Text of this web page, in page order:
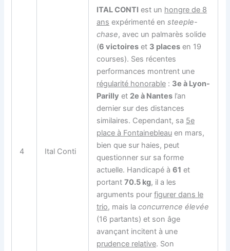
4 Ital Conti
ITAL CONTI est un hongre de 8
ans expérimenté ensteeple-
chase, avec un palmarès solide
(6 victoires et 3 places en 19
courses). Ses récentes
performances montrent une
régularité honorable : 3e à Lyon-
Parilly et 2e à Nantes l’an
dernier sur des distances
similaires. Cependant, sa 5e
place à Fontainebleau en mars,
bien que sur haies, peut
questionner sur sa forme
actuelle. Handicapé à61 et
portant70.5 kg, il a les
arguments pourfigurer dans le
trio, mais laconcurrence élevée
(16 partants) et son âge
avançant incitent à une
prudence relative. Son